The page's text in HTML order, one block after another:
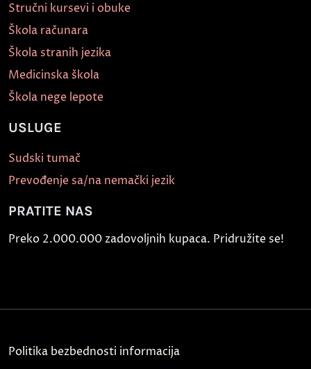
Stručni kursevi i obuke
Škola računara
Škola stranih jezika
Medicinska škola
Škola nege lepote
USLUGE
Sudski tumač
Prevođenje sa/na nemački jezik
PRATITE NAS
Preko 2.000.000 zadovoljnih kupaca. Pridružite se!
Politika bezbednosti informacija